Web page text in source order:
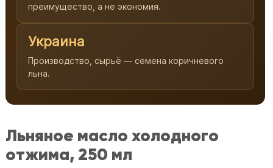
преимущество, а не экономия.
Украина
Производство, сырьё — семена коричневого
льна.
Льняное масло холодного
отжима, 250 мл